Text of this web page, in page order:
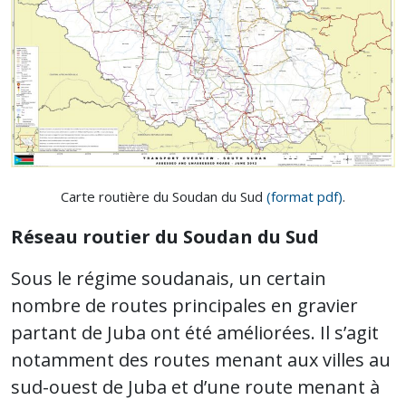
Carte routière du Soudan du Sud (format pdf).
Réseau routier du Soudan du Sud
Sous le régime soudanais, un certain
nombre de routes principales en gravier
partant de Juba ont été améliorées. Il s’agit
notamment des routes menant aux villes au
sud-ouest de Juba et d’une route menant à